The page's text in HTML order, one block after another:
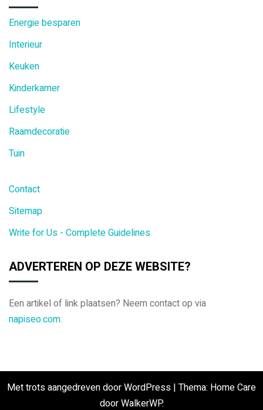
Energie besparen
Interieur
Keuken
Kinderkamer
Lifestyle
Raamdecoratie
Tuin
Contact
Sitemap
Write for Us - Complete Guidelines
ADVERTEREN OP DEZE WEBSITE?
Een artikel of link plaatsen? Neem contact op via
napiseo.com.
Met trots aangedreven door WordPress | Thema: Home Care
doorWalkerWP.